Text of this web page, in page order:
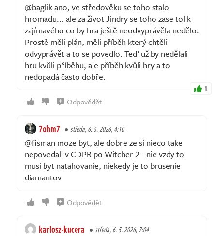
@baglik ano, ve středověku se toho stalo
hromadu... ale za život Jindry se toho zase tolik
zajímavého co by hra ještě neodvyprávěla nedělo.
Prostě měli plán, měli příběh který chtěli
odvyprávět a to se povedlo. Teď už by nedělali
hru kvůli příběhu, ale příběh kvůli hry a to
nedopadá často dobře.
1
Odpovědět
7ohm7 středa, 6. 5. 2026, 4:10
@fisman moze byt, ale dobre ze si nieco take
nepovedali v CDPR po Witcher 2 - nie vzdy to
musi byt natahovanie, niekedy je to brusenie
diamantov
Odpovědět
karlosz-kucera středa, 6. 5. 2026, 7:04